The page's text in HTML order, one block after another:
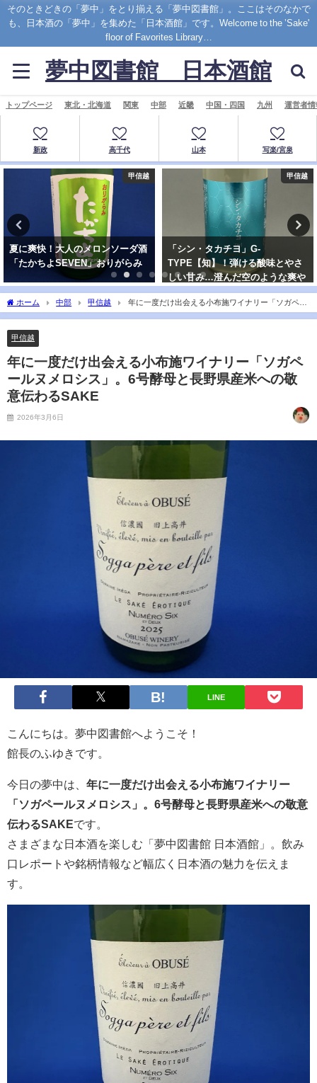
そのときどきの「夢中」をとり揃える「夢中図書館」。ここはそのなかで
も、日本酒の「夢中」を集めた「日本酒館」です。Welcome to the ’Sake'
floor of Favorites Library…
夢中図書館 日本酒館
トップページ 東北・北海道 関東 中部 近畿 中国・四国 九州 運営者情
新政 高千代 山本 写楽/宮泉
甲信越
「シン・タカチヨ」G-
TYPE【知】！弾ける酸味とやさ
しい甘み…澄んだ空のような爽や
甲信越
愛山を使用した美しい日本酒
”Takachiyo 純米吟醸 無調整生原
酒”
ホーム 中部 甲信越
年に一度だけ出会える小布施ワイナリー「ソガペー
ルヌメロシス」。6号酵母と長野県産米への敬意伝わるSAKE
甲信越
年に一度だけ出会える小布施ワイナリー「ソガペ
ールヌメロシス」。6号酵母と長野県産米への敬
意伝わるSAKE
2026年3月6日
LINE
こんにちは。夢中図書館へようこそ！
館長のふゆきです。
今日の夢中は、 年に一度だけ出会える小布施ワイナリー
「ソガペールヌメロシス」。6号酵母と長野県産米への敬意
伝わるSAKEです。
さまざまな日本酒を楽しむ「夢中図書館 日本酒館」。飲み
口レポートや銘柄情報など幅広く日本酒の魅力を伝えま
す。